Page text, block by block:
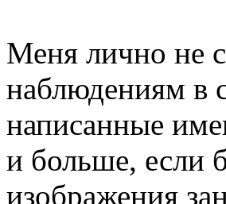
Меня лично не
наблюдениям в
написанные
и больше, если
изображения